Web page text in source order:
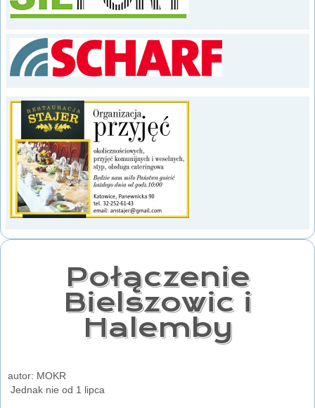
Połączenie
Bielszowic i
Halemby
autor: MOKR
Jednak nie od 1 lipca